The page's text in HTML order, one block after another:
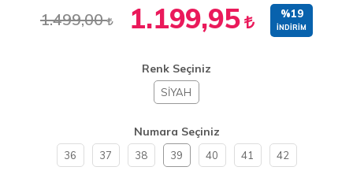
1.499,00 1.199,95 %19
İNDIRIM
Renk Seçiniz
SİYAH
Numara Seçiniz
36 37 38 39 40 41 42